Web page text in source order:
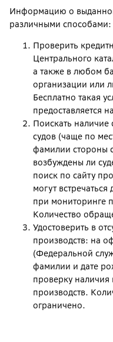
Информацию о
различными способами:
Проверить
Центрального
а также в любом
организации или
Бесплатно такая
предоставляется
Поискать наличие
судов (чаще по
фамилии стороны
возбуждены ли
поиск по сайту
могут
при мониторинге
Количество
Удостоверить в
производств: на
(Федеральной
фамилии и дате
проверку
производств.
ограничено.